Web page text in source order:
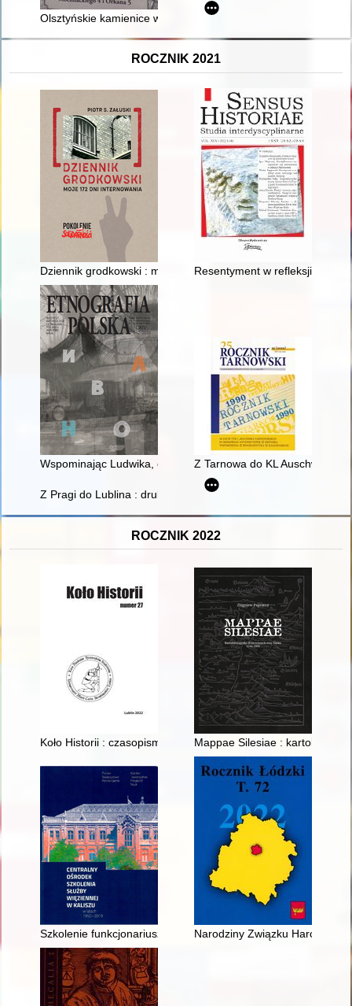
Olsztyńskie kamienice w sercach mieszkańców :
ROCZNIK 2021
Dziennik grodkowski : moje 172 dni internowania
Resentyment w refleksji Jeana
Wspominając Ludwika, czytając Stommę (1950-2020)
Z Tarnowa do KL Auschwitz :
Z Pragi do Lublina : drukarz ksiąg żydowskich Chajim ben
ROCZNIK 2022
Koło Historii : czasopismo afiliowane z Instytutem Historii
Mappae Silesiae :
Szkolenie funkcjonariuszy Służby Więziennej w COSSW w
Narodziny Związku